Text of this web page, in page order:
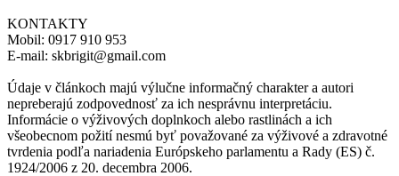
KONTAKTY
Mobil: 0917 910 953
E-mail: skbrigit@gmail.com
Údaje v článkoch majú výlučne informačný charakter a autori
nepreberajú zodpovednosť za ich nesprávnu interpretáciu.
Informácie o výživových doplnkoch alebo rastlinách a ich
všeobecnom požití nesmú byť považované za výživové a zdravotné
tvrdenia podľa nariadenia Európskeho parlamentu a Rady (ES) č.
1924/2006 z 20. decembra 2006.